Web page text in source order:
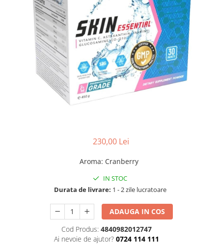
230,00 Lei
Aroma: Cranberry
IN STOC
Durata de livrare: 1 - 2 zile lucratoare
ADAUGA IN COS
Cod Produs: 4840982012747
Ai nevoie de ajutor? 0724 114 111